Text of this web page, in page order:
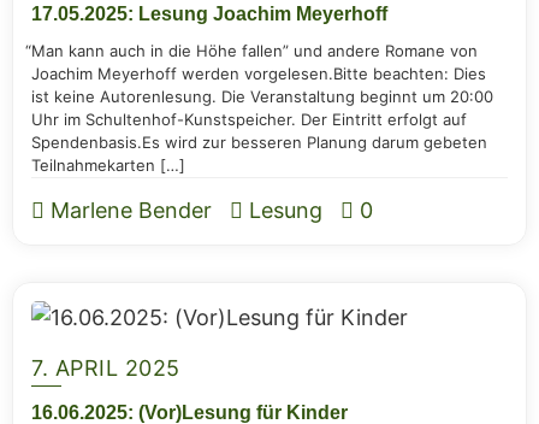
17.05.2025: Lesung Joa­chim Meyerhoff
“Man kann auch in die Höhe fal­len” und ande­re Roma­ne von
Joa­chim Mey­er­hoff wer­den vor­ge­le­sen.Bit­te beach­ten: Dies
ist kei­ne Autoren­le­sung. Die Ver­an­stal­tung beginnt um 20:00
Uhr im Schul­ten­hof-Kunst­spei­cher. Der Ein­tritt erfolgt auf
Spen­den­ba­sis.Es wird zur bes­se­ren Pla­nung dar­um gebe­ten
Teilnahmekarten […]
Marlene Bender Lesung 0
7. APRIL 2025
16.06.2025: (Vor)Lesung für Kinder